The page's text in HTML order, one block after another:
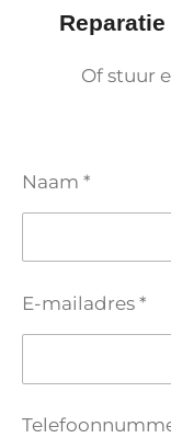
Of stuur
Naam *
E-mailadres *